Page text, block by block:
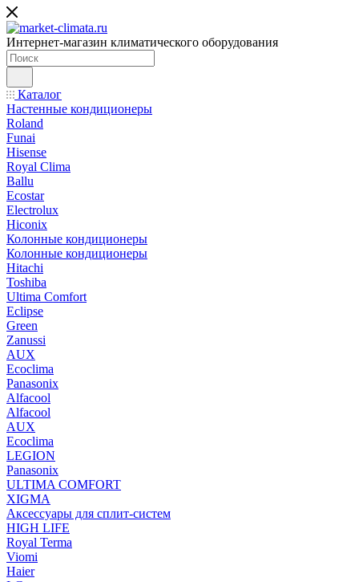
Интернет-магазин климатического оборудования
Каталог
Настенные кондиционеры
Roland
Funai
Hisense
Royal Clima
Ballu
Ecostar
Electrolux
Hiconix
Колонные кондиционеры
Колонные кондиционеры
Hitachi
Toshiba
Ultima Comfort
Eclipse
Green
Zanussi
AUX
Ecoclima
Panasonix
Alfacool
Alfacool
AUX
Ecoclima
LEGION
Panasonix
ULTIMA COMFORT
XIGMA
Аксессуары для сплит-систем
HIGH LIFE
Royal Terma
Viomi
Haier